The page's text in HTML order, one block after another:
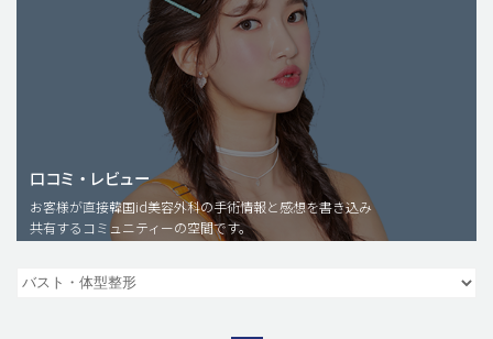
脂肪注入(アンチエイジング)
豊胸手術・バストアップ
プチ整形
口コミ・レビュー
お客様が直接韓国id美容外科の手術情報と感想を書き込み
共有するコミュニティーの空間です。